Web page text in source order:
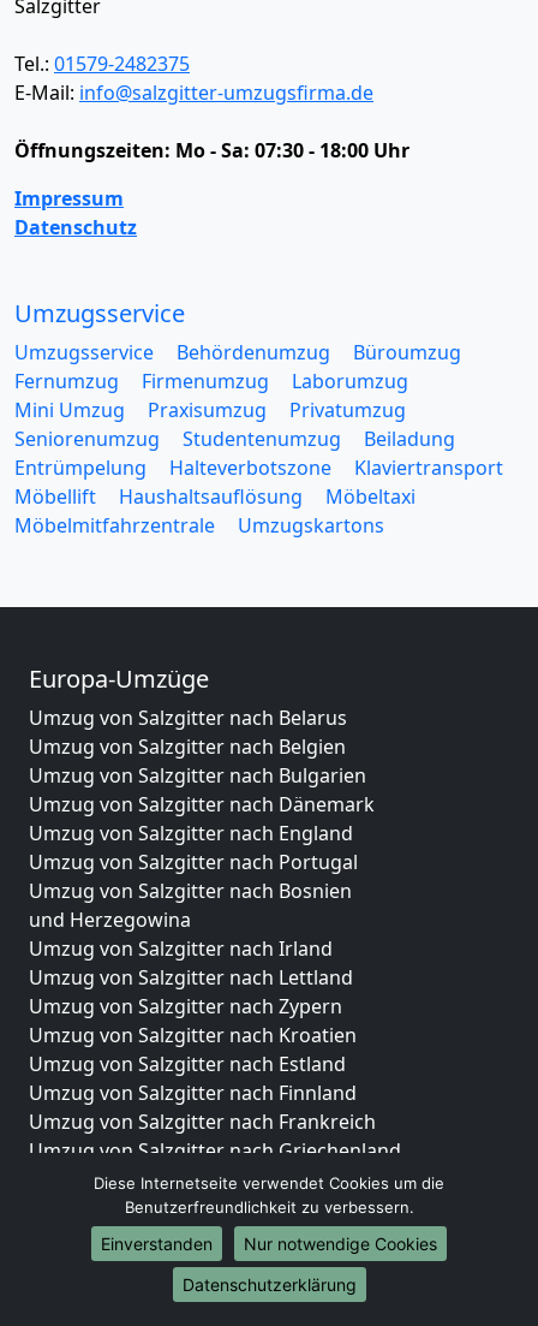
Salzgitter
Tel.: 01579-2482375
E-Mail: info@salzgitter-umzugsfirma.de
Öffnungszeiten: Mo - Sa: 07:30 - 18:00 Uhr
Impressum
Datenschutz
Umzugsservice
Umzugsservice Behördenumzug
Büroumzug
Fernumzug
Firmenumzug
Laborumzug
Mini Umzug
Praxisumzug
Privatumzug
Seniorenumzug
Studentenumzug
Beiladung
Entrümpelung
Halteverbotszone
Klaviertransport
Möbellift
Haushaltsauflösung
Möbeltaxi
Möbelmitfahrzentrale
Umzugskartons
Europa-Umzüge
Umzug von Salzgitter nach Belarus
Umzug von Salzgitter nach Belgien
Umzug von Salzgitter nach Bulgarien
Umzug von Salzgitter nach Dänemark
Umzug von Salzgitter nach England
Umzug von Salzgitter nach Portugal
Umzug von Salzgitter nach Bosnien
und Herzegowina
Umzug von Salzgitter nach Irland
Umzug von Salzgitter nach Lettland
Umzug von Salzgitter nach Zypern
Umzug von Salzgitter nach Kroatien
Umzug von Salzgitter nach Estland
Umzug von Salzgitter nach Finnland
Umzug von Salzgitter nach Frankreich
Umzug von Salzgitter nach Griechenland
Umzug von Salzgitter nach Italien
Umzug von Salzgitter nach Liechtenstein
Umzug von Salzgitter nach Luxemburg
Umzug von Salzgitter nach Niederlande
Umzug von Salzgitter nach Norwegen
Diese Internetseite verwendet Cookies um die
Benutzerfreundlichkeit zu verbessern.
Einverstanden
Nur notwendige Cookies
Datenschutzerklärung